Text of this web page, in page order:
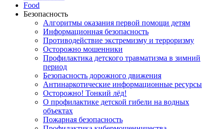
Food
Безопасность
Алгоритмы оказания первой помощи детям
Информационная безопасность
Противодействие экстремизму и терроризму
Осторожно мошенники
Профилактика детского травматизма в зимний
период
Безопасность дорожного движения
Антинаркотические информационные ресурсы
Осторожно! Тонкий лёд!
О профилактике детской гибели на водных
объектах
Пожарная безопасность